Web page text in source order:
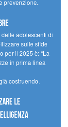
prevenzione.
adolescenti di
sulle sfide
per il 2025 è: “La
in prima linea
costruendo.
le